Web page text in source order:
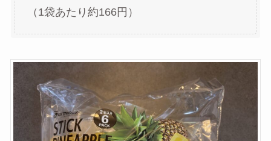
（1袋あたり約166円）